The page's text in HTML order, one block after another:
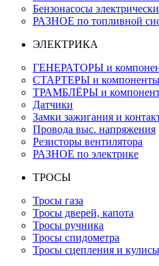
Бензонасосы
РАЗНОЕ по топливной
ЭЛЕКТРИКА
ГЕНЕРАТОРЫ и
СТАРТЕРЫ и компоненты
ТРАМБЛЁРЫ и
Датчики
Замки зажигания и
Провода выс. напряжения
Резисторы вентилятора
РАЗНОЕ по электрике
ТРОСЫ
Тросы газа
Тросы дверей, капота
Тросы ручника
Тросы спидометра
Тросы сцепления и